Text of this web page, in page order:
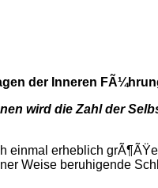
der Inneren
wird die Zahl der
einmal erheblich
Weise beruhigende